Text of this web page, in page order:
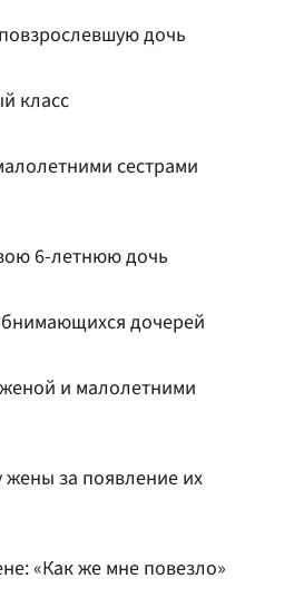
дочь
класс
сестрами
6-летнюю дочь
дочерей
и малолетними
жены за появление их
«Как же мне повезло»